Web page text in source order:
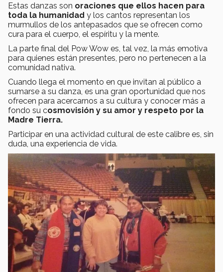
Estas danzas son oraciones que ellos hacen para
toda la humanidad y los cantos representan los
murmullos de los antepasados que se ofrecen como
cura para el cuerpo, el espíritu y la mente.
La parte final del Pow Wow es, tal vez, la más emotiva
para quienes están presentes, pero no pertenecen a la
comunidad nativa.
Cuando llega el momento en que invitan al público a
sumarse a su danza, es una gran oportunidad que nos
ofrecen para acercarnos a su cultura y conocer más a
fondo su cosmovisión y su amor y respeto por la
Madre Tierra.
Participar en una actividad cultural de este calibre es, sin
duda, una experiencia de vida.